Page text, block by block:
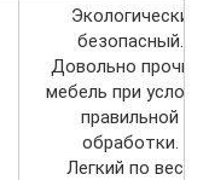
Экологически
безопасный.
Довольно прочная
мебель при
правильной
обработки.
Легкий по весу.